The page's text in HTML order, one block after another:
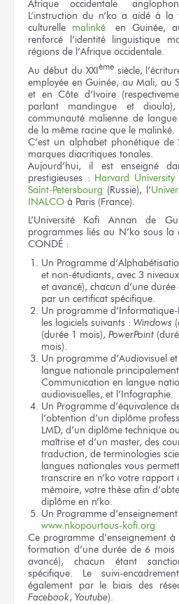
Afrique occidentale
L’instruction du n’ko a aidé à la
culturelle malinké en Guinée,
renforcé l’identité linguistique
régions de l’Afrique occidentale.
Au début du XXIèmesiècle,
employée en Guinée, au Mali, au
et en Côte d’Ivoire
parlant mandingue et
communauté malienne de
de la même racine que le malinké.
C’est un alphabet phonétique de
marques diacritiques tonales.
Aujourd’hui, il est enseigné
prestigieuses : Harvard University
Saint-Petersbourg (Russie), l’
INALCO à Paris (France).
L’Université Kofi Annan de
programmes liés au N’ko sous
CONDÉ :
Un Programme
et non-étudiants, avec 3
et avancé), chacun d’une
par un certificat spécifique.
Un programme
les logiciels suivants :Windows
(durée 1 mois),PowerPoint
mois).
Un programme d’Audiovisuel
langue nationale
Communication en langue
audiovisuelles, et l’Infographie.
Un Programme d’équivalence
l’obtention d’un diplôme
LMD, d’un diplôme technique
maîtrise et d’un master, des
traduction, de terminologies
langues nationales vous
transcrire en n’ko votre rapport
mémoire, votre thèse afin
diplôme en n’ko.
Un Programme
www.nkopourtous-kofi.org
Ce programme d’enseignement
formation d’une durée de 6 mois
avancé), chacun étant
spécifique. Le suivi-
également par le biais des
Facebook, Youtube).